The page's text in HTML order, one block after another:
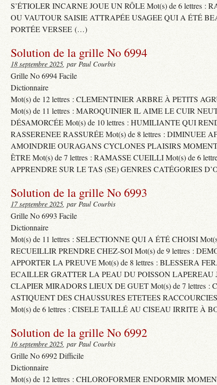
S’ÉTIOLER INCARNE JOUE UN RÔLE Mot(s) de 6 lettres :
OU VAUTOUR SAISIE ATTRAPÉE USAGEE QUI A ÉTÉ
PORTÉE VERSEE (…)
Solution de la grille No 6994
18 septembre 2025, par Paul Courbis
Grille No 6994 Facile
Dictionnaire
Mot(s) de 12 lettres : CLEMENTINIER ARBRE À PETITS
Mot(s) de 11 lettres : MAROQUINIER IL AIME LE CUIR
DÉSAMORCÉE Mot(s) de 10 lettres : HUMILIANTE QUI
RASSERENEE RASSURÉE Mot(s) de 8 lettres : DIMINUEE
AMOINDRIE OURAGANS CYCLONES PLAISIRS
ÊTRE Mot(s) de 7 lettres : RAMASSE CUEILLI Mot(s) de 6
APPRENDRE SUR LE TAS (SE) GENRES CATÉGORIES
Solution de la grille No 6993
17 septembre 2025, par Paul Courbis
Grille No 6993 Facile
Dictionnaire
Mot(s) de 11 lettres : SELECTIONNE QUI A ÉTÉ CHOISI
RECUEILLIR PRENDRE CHEZ-SOI Mot(s) de 9 lettres :
APPORTER LA PREUVE Mot(s) de 8 lettres : BLESSERA
ECAILLER GRATTER LA PEAU DU POISSON LAPEREAU
CLAPIER MIRADORS LIEUX DE GUET Mot(s) de 7 lettres :
ASTIQUENT DES CHAUSSURES ETETEES
Mot(s) de 6 lettres : CISELE TAILLÉ AU CISEAU IRRITE À
Solution de la grille No 6992
16 septembre 2025, par Paul Courbis
Grille No 6992 Difficile
Dictionnaire
Mot(s) de 12 lettres : CHLOROFORMER ENDORMIR